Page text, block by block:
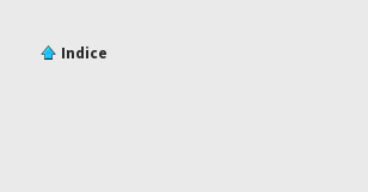
Indice